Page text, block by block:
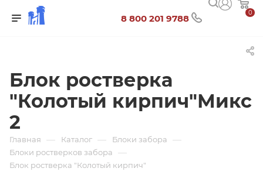
0
8 800 201 9788
Блок ростверка
"Колотый кирпич"Микс
2
Главная — Каталог — Блоки забора —
Блоки ростверков забора —
Блок ростверка "Колотый кирпич"